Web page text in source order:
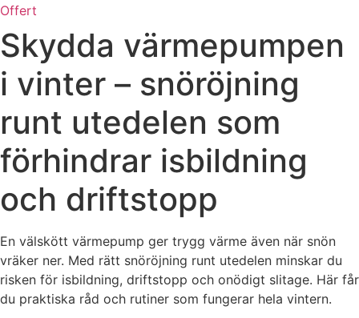
Offert
Skydda värmepumpen
i vinter – snöröjning
runt utedelen som
förhindrar isbildning
och driftstopp
En välskött värmepump ger trygg värme även när snön
vräker ner. Med rätt snöröjning runt utedelen minskar du
risken för isbildning, driftstopp och onödigt slitage. Här får
du praktiska råd och rutiner som fungerar hela vintern.